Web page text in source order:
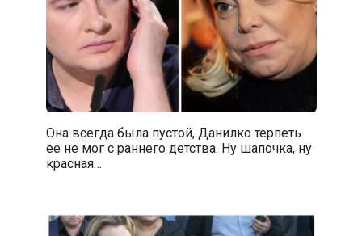
Она всегда была пустой, Данилко терпеть
ее не мог с раннего детства. Ну шапочка, ну
красная…